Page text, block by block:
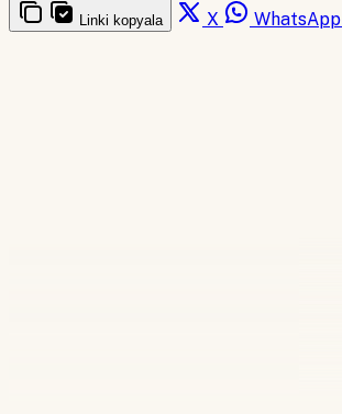
Linki kopyala X WhatsApp